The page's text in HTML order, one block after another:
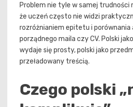
Problem nie tyle w samej trudności
że uczeń często nie widzi
rozróżnianiem epitetu i porównania
porządnego maila czy CV. Polski
wydaje się prosty, polski jako
przeładowany treścią.
Czego polski